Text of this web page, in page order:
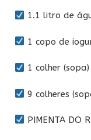
1.1 litro de
1 copo de
1 colher
9 colheres
PIMENTA DO